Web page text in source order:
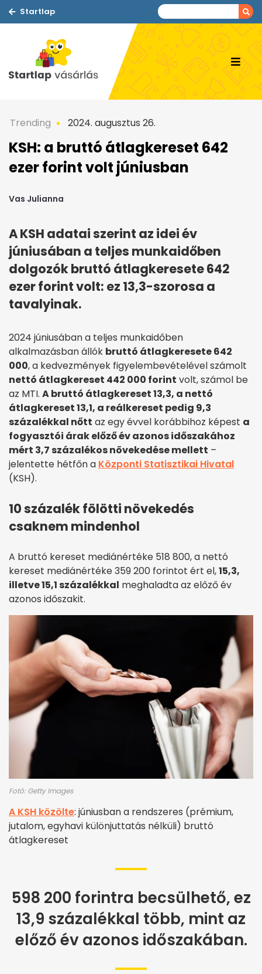
Startlap
Trending 2024. augusztus 26.
KSH: a bruttó átlagkereset 642
ezer forint volt júniusban
Vas Julianna
A KSH adatai szerint az idei év
júniusában a teljes munkaidőben
dolgozók bruttó átlagkeresete 642
ezer forint volt: ez 13,3-szorosa a
tavalyinak.
2024 júniusában a teljes munkaidőben
alkalmazásban állók bruttó átlagkeresete 642
000, a kedvezmények figyelembevételével számolt
nettó átlagkereset 442 000 forint volt, számol be
az MTI. A bruttó átlagkereset 13,3, a nettó
átlagkereset 13,1, a reálkereset pedig 9,3
százalékkal nőtt az egy évvel korábbihoz képest a
fogyasztói árak előző év azonos időszakához
mért 3,7 százalékos növekedése mellett –
jelentette hétfőn a Központi Statisztikai Hivatal
(KSH).
10 százalék fölötti növekedés
csaknem mindenhol
A bruttó kereset mediánértéke 518 800, a nettó
kereset mediánértéke 359 200 forintot ért el,15,3,
illetve 15,1 százalékkal meghaladta az előző év
azonos időszakit.
Fotó: Getty Images
A KSH közölte: júniusban a rendszeres (prémium,
jutalom, egyhavi különjuttatás nélküli) bruttó
átlagkereset
598 200 forintra becsülhető, ez
13,9 százalékkal több, mint az
előző év azonos időszakában.